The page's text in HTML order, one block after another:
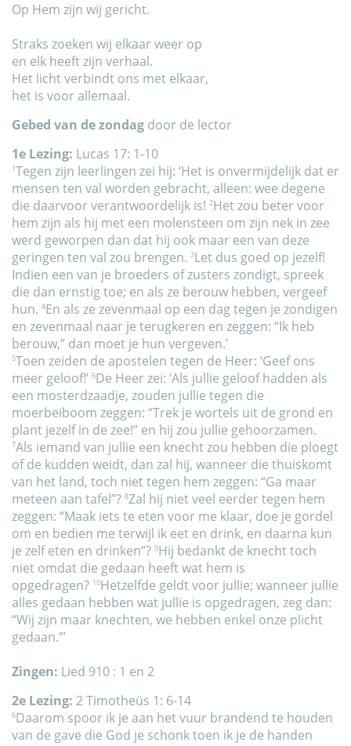
Op Hem zijn wij gericht.
Straks zoeken wij elkaar weer op
en elk heeft zijn verhaal.
Het licht verbindt ons met elkaar,
het is voor allemaal.
Gebed van de zondag door de lector
1e Lezing: Lucas 17: 1-10
1Tegen zijn leerlingen zei hij: ‘Het is onvermijdelijk dat er
mensen ten val worden gebracht, alleen: wee degene
die daarvoor verantwoordelijk is! 2Het zou beter voor
hem zijn als hij met een molensteen om zijn nek in zee
werd geworpen dan dat hij ook maar een van deze
geringen ten val zou brengen. 3Let dus goed op jezelf!
Indien een van je broeders of zusters zondigt, spreek
die dan ernstig toe; en als ze berouw hebben, vergeef
hun. 4En als ze zevenmaal op een dag tegen je zondigen
en zevenmaal naar je terugkeren en zeggen: “Ik heb
berouw,” dan moet je hun vergeven.’
5Toen zeiden de apostelen tegen de Heer: ‘Geef ons
meer geloof!’ 6De Heer zei: ‘Als jullie geloof hadden als
een mosterdzaadje, zouden jullie tegen die
moerbeiboom zeggen: “Trek je wortels uit de grond en
plant jezelf in de zee!” en hij zou jullie gehoorzamen.
7Als iemand van jullie een knecht zou hebben die ploegt
of de kudden weidt, dan zal hij, wanneer die thuiskomt
van het land, toch niet tegen hem zeggen: “Ga maar
meteen aan tafel”? 8Zal hij niet veel eerder tegen hem
zeggen: “Maak iets te eten voor me klaar, doe je gordel
om en bedien me terwijl ik eet en drink, en daarna kun
je zelf eten en drinken”? 9Hij bedankt de knecht toch
niet omdat die gedaan heeft wat hem is
opgedragen? 10Hetzelfde geldt voor jullie; wanneer jullie
alles gedaan hebben wat jullie is opgedragen, zeg dan:
“Wij zijn maar knechten, we hebben enkel onze plicht
gedaan.”’
Zingen: Lied 910 : 1 en 2
2e Lezing: 2 Timotheüs 1: 6-14
6Daarom spoor ik je aan het vuur brandend te houden
van de gave die God je schonk toen ik je de handen